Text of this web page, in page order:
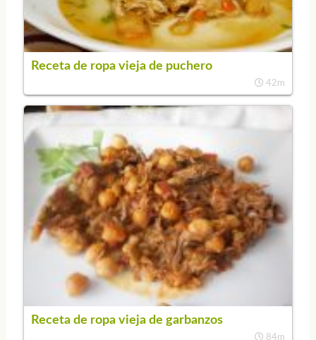
Receta de ropa vieja de puchero
42m
Receta de ropa vieja de garbanzos
84m